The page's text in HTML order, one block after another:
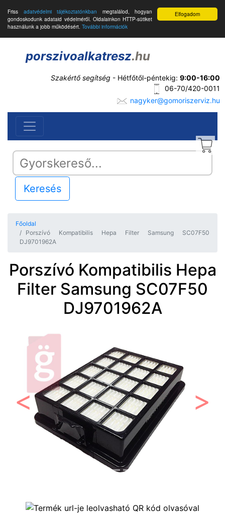
Elfogadom
Friss adatvédelmi tájékoztatónkban megtalálod, hogyan
gondoskodunk adataid védelméről. Oldalainkon HTTP-sütiket
használunk a jobb működésért. További információk
porszivoalkatresz.hu
Szakértő segítség - Hétfőtől-péntekig: 9:00-16:00
06-70/420-0011
nagyker@gomoriszerviz.hu
Keresés
Főoldal
Porszívó Kompatibilis Hepa Filter Samsung SC07F50
DJ9701962A
Porszívó Kompatibilis Hepa
Filter Samsung SC07F50
DJ9701962A
Előző